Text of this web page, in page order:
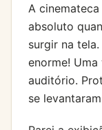
A
absoluto
surgir na
enorme!
auditório.
se